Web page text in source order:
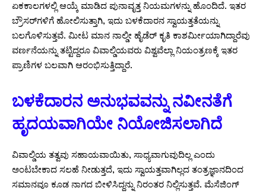
ಏಕಕಾಲಗಳಲ್ಲಿ ಆಯ್ಕೆ ಮಾಡಿದ ಪುನಾವೃತ್ತ ನಿಯಮಗಳನ್ನು ಹೊಂದಿದೆ. ಇತರ
ಬ್ರೌಸರ್‌ಗಳಿಗೆ ಹೋಲಿಸುತ್ತಾಗಿ, ಇದು ಬಳಕೆದಾರನ ಸ್ವಾಯತ್ತತೆಯನ್ನು
ಬಲಗೊಳಿಸುತ್ತವೆ. ಮೀಟ ಮಾನ ನಾಲ್ಡೀ ಹೈಡೆರ್ ಕೃತಿ ಕಾಶರ್ಮೀಯಾಗಿದ್ದಾರೆವು
ವರ್ಣನೆಯನ್ನು ತಟ್ಟಿದ್ದರೂ ವಿವಾಲ್ಡಿಯವರು ವಿಶ್ವವೆಲ್ಲಾ ನಿಯಂತ್ರಣಕ್ಕೆ ಇತರ
ಪ್ರಾಣಿಗಳ ಬಲವಾಗಿ ಆರಂಭಿಸುತ್ತಿದ್ದಾರೆ.
ಬಳಕೆದಾರನ ಅನುಭವವನ್ನು ನವೀನತೆಗೆ
ಹೃದಯವಾಗಿಯೇ ನಿಯೋಜಿಸಲಾಗಿದೆ
ವಿವಾಲ್ಡಿಯ ತತ್ವವು ಸಹಾಯವಾಯಿತು, ಸಾಧ್ಯವಾಗುವುದಿಲ್ಲ ಎಂದು
ಅಂಟಬೇಕಾದ ಸಲಹೆ ನೀಡುತ್ತದೆ, ಇದು ಸ್ವಾಯತ್ತವಾಗಿಲ್ಲದ ತಂತ್ರಜ್ಞಾನದಿಂದ
ಸಮಾನವೂ ಕೂಡ ನಾಗದ ಬೀಳಿಸಿದ್ದನ್ನು ನಿರಂತರ ನಿಲ್ಲಿಸುತ್ತವೆ. ಮೆಸೆಜಿಂಗ್